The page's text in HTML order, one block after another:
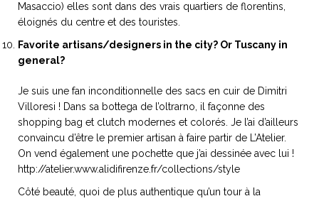
Masaccio) elles sont dans des vrais quartiers de florentins,
éloignés du centre et des touristes.
Favorite artisans/designers in the city? Or Tuscany in
general?
Je suis une fan inconditionnelle des sacs en cuir de Dimitri
Villoresi ! Dans sa bottega de l’oltrarno, il façonne des
shopping bag et clutch modernes et colorés. Je l’ai d’ailleurs
convaincu d’être le premier artisan à faire partir de L’Atelier.
On vend également une pochette que j’ai dessinée avec lui !
http://atelier.www.alidifirenze.fr/collections/style
Côté beauté, quoi de plus authentique qu’un tour à la